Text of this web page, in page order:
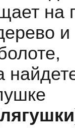
на
и